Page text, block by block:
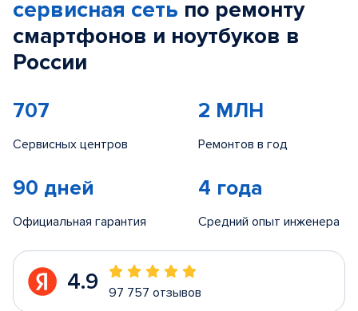
сервисная сеть по ремонту
смартфонов и ноутбуков в
России
707
Сервисных центров
2 МЛН
Ремонтов в год
90 дней
Официальная гарантия
4 года
Средний опыт инженера
4.9 97 757 отзывов